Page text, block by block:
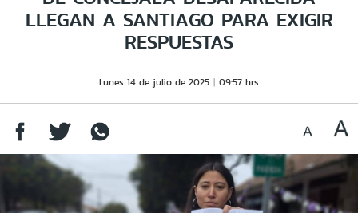
LLEGAN A SANTIAGO PARA EXIGIR
RESPUESTAS
Lunes 14 de julio de 2025 09:57 hrs